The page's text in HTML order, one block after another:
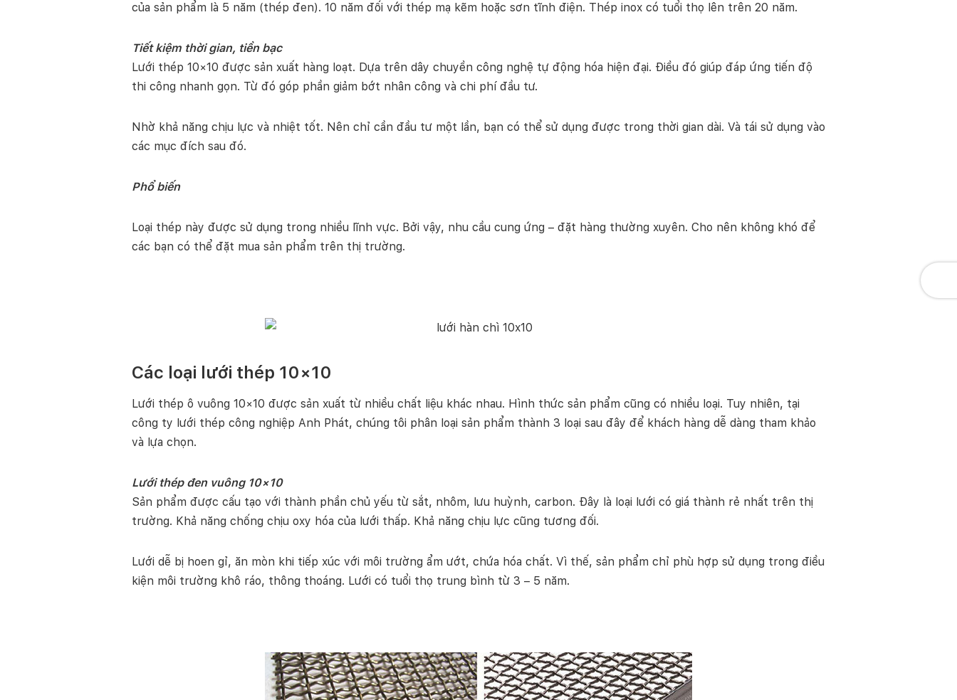
của sản phẩm là 5 năm (thép đen). 10 năm đối với thép mạ kẽm hoặc sơn tĩnh điện. Thép inox có tuổi thọ lên trên 20 năm.
Tiết kiệm thời gian, tiền bạc
Lưới thép 10×10 được sản xuất hàng loạt. Dựa trên dây chuyền công nghệ tự động hóa hiện đại. Điều đó giúp đáp ứng tiến độ
thi công nhanh gọn. Từ đó góp phần giảm bớt nhân công và chi phí đầu tư.
Nhờ khả năng chịu lực và nhiệt tốt. Nên chỉ cần đầu tư một lần, bạn có thể sử dụng được trong thời gian dài. Và tái sử dụng vào
các mục đích sau đó.
Phổ biến
Loại thép này được sử dụng trong nhiều lĩnh vực. Bởi vậy, nhu cầu cung ứng – đặt hàng thường xuyên. Cho nên không khó để
các bạn có thể đặt mua sản phẩm trên thị trường.
Các loại lưới thép 10×10
Lưới thép ô vuông 10×10 được sản xuất từ nhiều chất liệu khác nhau. Hình thức sản phẩm cũng có nhiều loại. Tuy nhiên, tại
công ty lưới thép công nghiệp Anh Phát, chúng tôi phân loại sản phẩm thành 3 loại sau đây để khách hàng dễ dàng tham khảo
và lựa chọn.
Lưới thép đen vuông 10×10
Sản phẩm được cấu tạo với thành phần chủ yếu từ sắt, nhôm, lưu huỳnh, carbon. Đây là loại lưới có giá thành rẻ nhất trên thị
trường. Khả năng chống chịu oxy hóa của lưới thấp. Khả năng chịu lực cũng tương đối.
Lưới dễ bị hoen gỉ, ăn mòn khi tiếp xúc với môi trường ẩm ướt, chứa hóa chất. Vì thế, sản phẩm chỉ phù hợp sử dụng trong điều
kiện môi trường khô ráo, thông thoáng. Lưới có tuổi thọ trung bình từ 3 – 5 năm.